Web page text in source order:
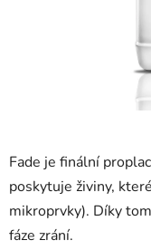
Fade je finální
poskytuje živiny,
mikroprvky). Díky
fáze zrání.